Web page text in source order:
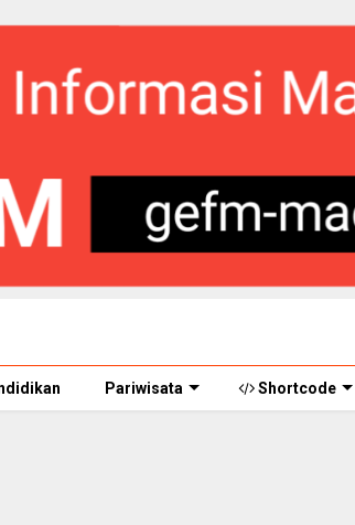
Pariwisata Shortcode